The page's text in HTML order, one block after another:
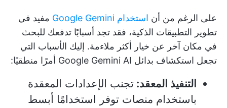
على الرغم من أن استخدام Google Gemini
مفيد في
تطوير التطبيقات الذكية، فقد تجد أسبابًا تدفعك للبحث
في مكان آخر عن خيار أكثر ملاءمة. إليك الأسباب التي
تجعل استكشاف بدائل Google Gemini AI أمرًا منطقيًا:
التنفيذ المعقد: تجنب الإعدادات المعقدة
باستخدام منصات توفر استخدامًا أبسط